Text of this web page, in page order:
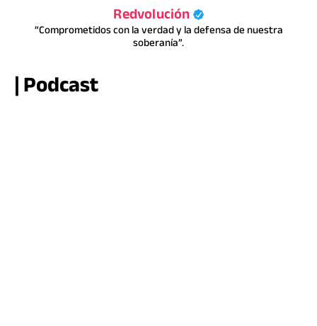
Redvolución
“Comprometidos con la verdad y la defensa de nuestra
soberanía”.
| Podcast